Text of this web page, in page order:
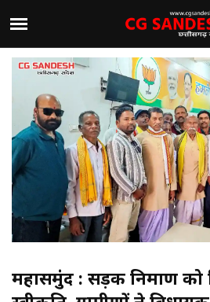
महासमुंद : सड़क निर्माण को